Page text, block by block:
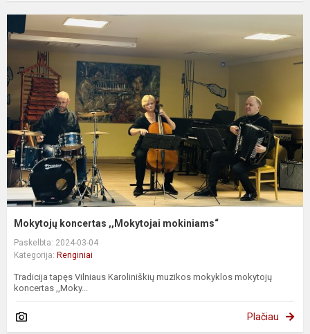
Mokytojų koncertas ,,Mokytojai mokiniams“
Paskelbta: 2024-03-04
Kategorija: Renginiai
Tradicija tapęs Vilniaus Karoliniškių muzikos mokyklos mokytojų
koncertas ,,Moky...
Plačiau